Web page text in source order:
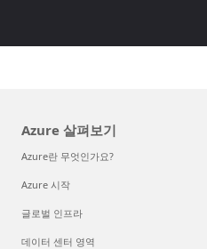
Azure 살펴보기
Azure란 무엇인가요?
Azure 시작
글로벌 인프라
데이터 센터 영역